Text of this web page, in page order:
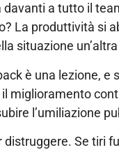
davanti a tutto il
La produttività si
situazione
è una lezione, e
miglioramento
l’umiliazione
Se tiri